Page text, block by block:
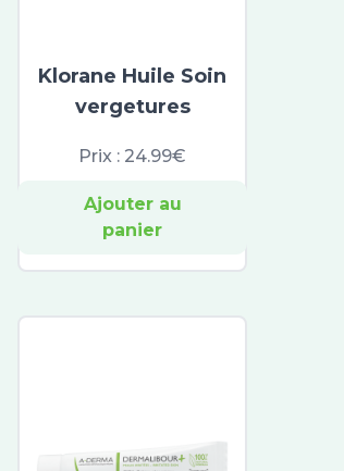
Klorane Huile Soin
vergetures
Prix : 24.99€
Ajouter au
panier